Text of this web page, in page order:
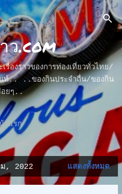
เนื้อหาหลัก
ว.com
รื่องราวของการท่องเที่ยวทั่วไทย/
นท์.. ..ของกินประจำถื่น/ของกิน
อยๆ..
าแรก
ม, 2022 แสดงทั้งหมด